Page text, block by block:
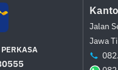
Jalan
Jawa